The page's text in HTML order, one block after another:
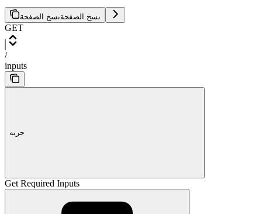
نسخ الصفحةنسخ الصفحة
GET
/
inputs
جربه
Get Required Inputs